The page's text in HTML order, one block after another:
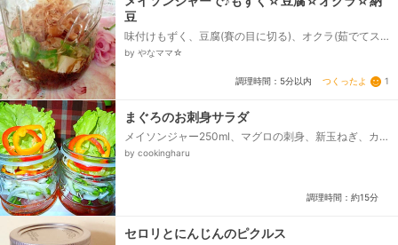
豆
味付けもずく、豆腐(賽の目に切る)、オクラ(茹でてス
ライスする)、納豆(添付のタレを混ぜる)、鰹節
by やなママ☆
調理時間：5分以内 つくったよ 1
まぐろのお刺身サラダ
メイソンジャー250ml、マグロの刺身、新玉ねぎ、カ
ラーピーマン 赤、カラーピーマン 黄、かいわれ大
by cookingharu
調理時間：約15分
セロリとにんじんのピクルス